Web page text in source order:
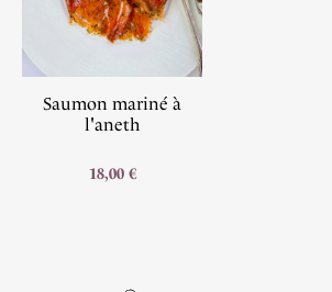
Saumon mariné à
l'aneth
18,00 €